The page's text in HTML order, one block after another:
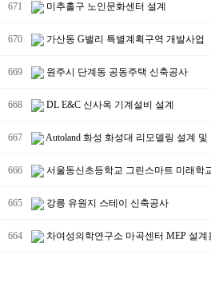
671 미추홀구 노인문화센터 설계
670 가산동 G밸리 특별계획구역 개발사업
669 원주시 단계동 공동주택 신축공사
668 DL E&C 신사옥 기계설비 설계
667 Autoland 화성 화성대 리모델링 설계 및
666 서울동신초등학교 그린스마트 미래학
665 강릉 유원지 스테이 신축공사
664 차여성의학연구소 마곡센터 MEP 설계